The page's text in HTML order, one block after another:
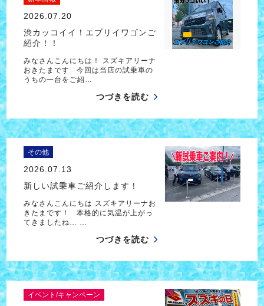
2026.07.20
渋カッコイイ！エブリイワゴンご
紹介！！
みなさんこんにちは！ スズキアリーナ
おきたまです 今回は当店の試乗車の
うちの一台をご紹…
つづきを読む
その他
2026.07.13
新しい試乗車ご紹介します！
みなさんこんにちは スズキアリーナお
きたまです！ 本格的に気温が上がっ
てきましたね… …
つづきを読む
イベント/キャンペーン